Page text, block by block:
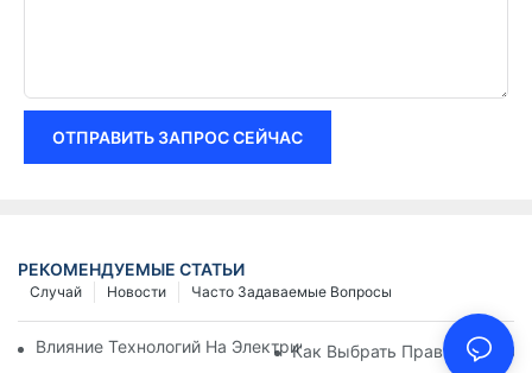
ОТПРАВИТЬ ЗАПРОС СЕЙЧАС
РЕКОМЕНДУЕМЫЕ СТАТЬИ
Часто Задаваемые Вопросы
Новости
Случай
Влияние Технологий На Электрические Соединения В
Как Выбрать Правильное